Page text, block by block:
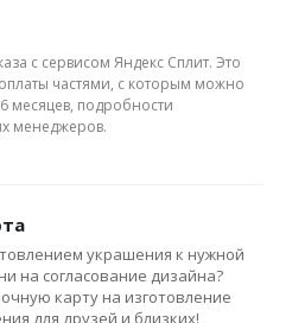
с сервисом Яндекс Сплит. Это
частями, с которым можно
месяцев, подробности
менеджеров.
украшения к нужной
на согласование дизайна?
карту на изготовление
для друзей и близких!